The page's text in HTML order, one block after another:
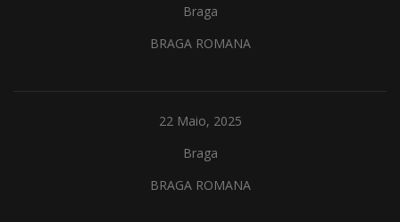
Braga
BRAGA ROMANA
22 Maio, 2025
Braga
BRAGA ROMANA